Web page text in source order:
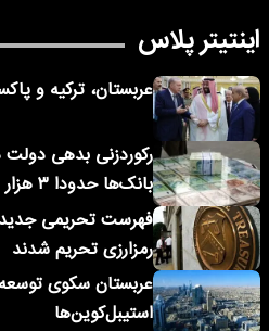
اینتیتر پلاس
عربستان، ترکیه و
بانک‌ها حدودا ۳ هزار همت
فهرست تحریمی جدید
رمزارزی تحریم شدند
عربستان سکوی
استیبل‌کوین‌ها